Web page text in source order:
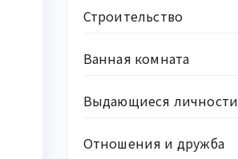
Строительство
Ванная комната
Выдающиеся личности
Отношения и дружба